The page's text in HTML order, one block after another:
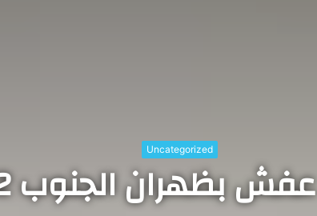
Uncategorized
الجنوب 0559200782